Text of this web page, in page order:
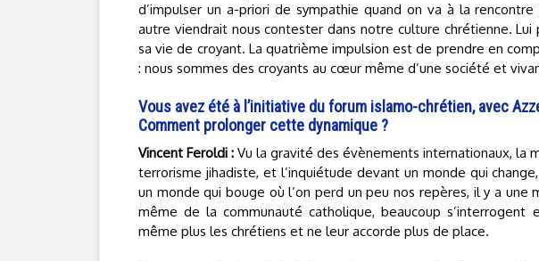
d’impulser un a-priori de sympathie quand on va à la
autre viendrait nous contester dans notre culture chrétienne.
sa vie de croyant. La quatrième impulsion est de prendre en
: nous sommes des croyants au cœur même d’une société et
Vous avez été à l’initiative du forum islamo-chrétien, avec
Comment prolonger cette dynamique ?
Vincent Feroldi : Vu la gravité des évènements internationaux, la
terrorisme jihadiste, et l’inquiétude devant un monde qui
un monde qui bouge où l’on perd un peu nos repères, il y a
même de la communauté catholique, beaucoup
même plus les chrétiens et ne leur accorde plus de place.